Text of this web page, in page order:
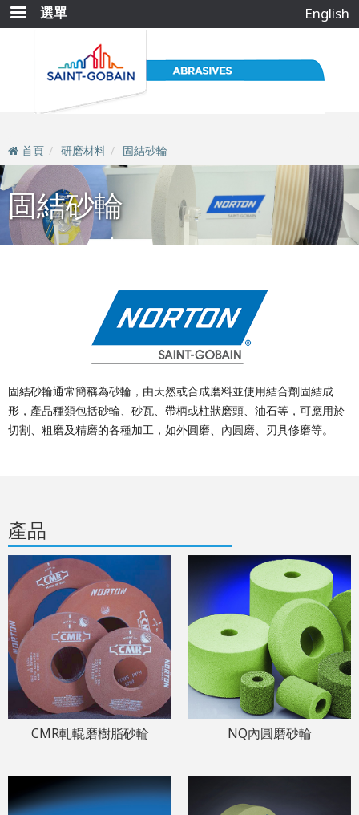
移
至
選單 English
首頁 研磨材料 固結砂輪
固結砂輪
固結砂輪通常簡稱為砂輪，由天然或合成磨料並使用結合劑固結成
形，產品種類包括砂輪、砂瓦、帶柄或柱狀磨頭、油石等，可應用於
切割、粗磨及精磨的各種加工，如外圓磨、內圓磨、刃具修磨等。
產品
CMR軋輥磨樹脂砂輪 NQ內圓磨砂輪